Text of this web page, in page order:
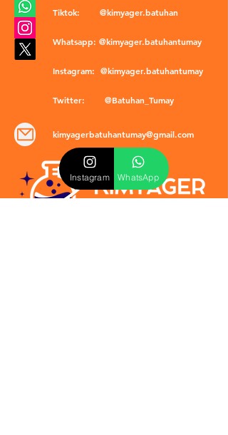
Tiktok: @kimyager.batuhan
Whatsapp: @kimyager.batuhantumay
Instagram: @kimyager.batuhantumay
Twitter: @Batuhan_Tumay
kimyagerbatuhantumay@gmail.com
Instagram WhatsApp